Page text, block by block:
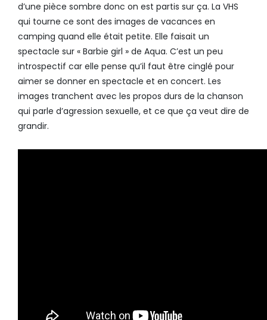
d’une pièce sombre donc on est partis sur ça. La VHS
qui tourne ce sont des images de vacances en
camping quand elle était petite. Elle faisait un
spectacle sur « Barbie girl » de Aqua. C’est un peu
introspectif car elle pense qu’il faut être cinglé pour
aimer se donner en spectacle et en concert. Les
images tranchent avec les propos durs de la chanson
qui parle d’agression sexuelle, et ce que ça veut dire de
grandir.